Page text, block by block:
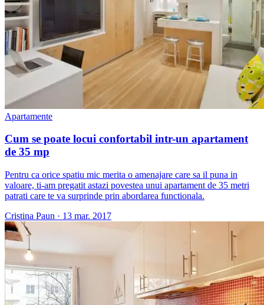
Apartamente
Cum se poate locui confortabil intr-un apartament
de 35 mp
Pentru ca orice spatiu mic merita o amenajare care sa il puna in
valoare, ti-am pregatit astazi povestea unui apartament de 35 metri
patrati care te va surprinde prin abordarea functionala.
Cristina Paun · 13 mar. 2017